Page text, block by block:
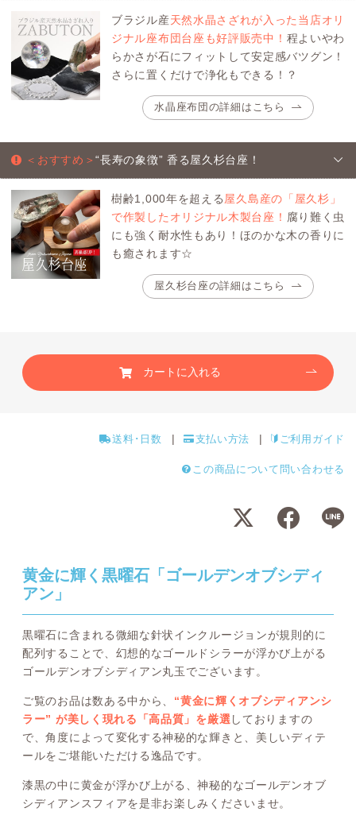
ブラジル産天然水晶さざれが入った当店オリ
ジナル座布団台座も好評販売中！ 程よいやわ
らかさが石にフィットして安定感バツグン！
さらに置くだけで浄化もできる！？
水晶座布団の詳細はこちら
＜おすすめ＞“長寿の象徴” 香る屋久杉台座！
樹齢1,000年を超える屋久島産の「屋久杉」
で作製したオリジナル木製台座！ 腐り難く虫
にも強く耐水性もあり！ほのかな木の香りに
も癒されます☆
屋久杉台座の詳細はこちら
カートに入れる
送料･日数 支払い方法 ご利用ガイド
この商品について問い合わせる
黄金に輝く黒曜石「ゴールデンオブシディ
アン」
黒曜石に含まれる微細な針状インクルージョンが規則的に
配列することで、幻想的なゴールドシラーが浮かび上がる
ゴールデンオブシディアン丸玉でございます。
ご覧のお品は数ある中から、 “黄金に輝くオブシディアンシ
ラー” が美しく現れる「高品質」を厳選 しておりますの
で、角度によって変化する神秘的な輝きと、美しいディテ
ールをご堪能いただける逸品です。
漆黒の中に黄金が浮かび上がる、神秘的なゴールデンオブ
シディアンスフィアを是非お楽しみくださいませ。